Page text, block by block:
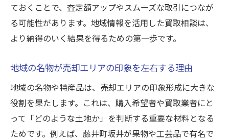
ておくことで、査定額アップやスムーズな取引につなが
る可能性があります。地域情報を活用した買取相談は、
より納得のいく結果を得るための第一歩です。
地域の名物が売却エリアの印象を左右する理由
地域の名物や特産品は、売却エリアの印象形成に大きな
役割を果たします。これは、購入希望者や買取業者にと
って「どのような土地か」を判断する重要な材料となる
ためです。例えば、藤井町坂井が果物や工芸品で有名で